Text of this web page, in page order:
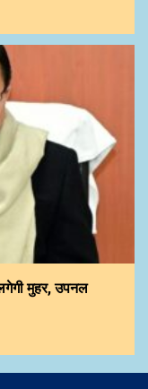
मुहर, उपनल